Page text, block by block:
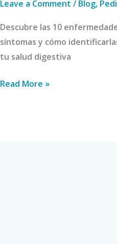
Leave a Comment / Blog,
Descubre las 10
síntomas y cómo
tu salud digestiva
Read More »